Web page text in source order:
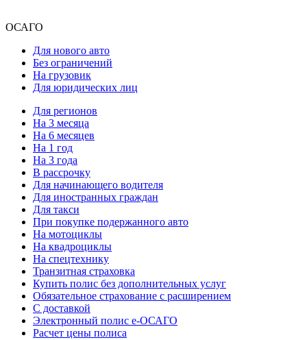
ОСАГО
Для нового авто
Без ограничений
На грузовик
Для юридических лиц
Для регионов
На 3 месяца
На 6 месяцев
На 1 год
На 3 года
В рассрочку
Для начинающего водителя
Для иностранных граждан
Для такси
При покупке подержанного авто
На мотоциклы
На квадроциклы
На спецтехнику
Транзитная страховка
Купить полис без дополнительных услуг
Обязательное страхование с расширением
С доставкой
Электронный полис е-ОСАГО
Расчет цены полиса